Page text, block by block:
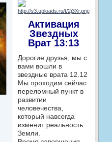
Активация
Звездных
Врат 13:13
Дорогие друзья, мы с
вами вошли в
звездные врата 12.12
Мы проходим сейчас
переломный пункт в
развитии
человечества,
который навсегда
изменит реальность
Земли.